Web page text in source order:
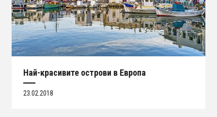
Най-красивите острови в Европа
23.02.2018